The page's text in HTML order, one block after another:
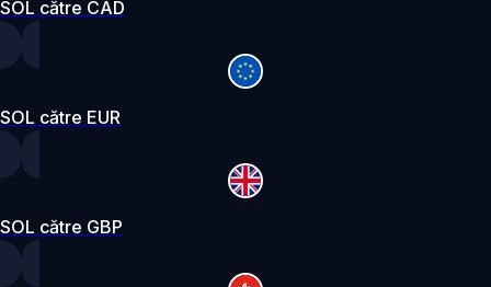
SOL către CAD
SOL către EUR
SOL către GBP